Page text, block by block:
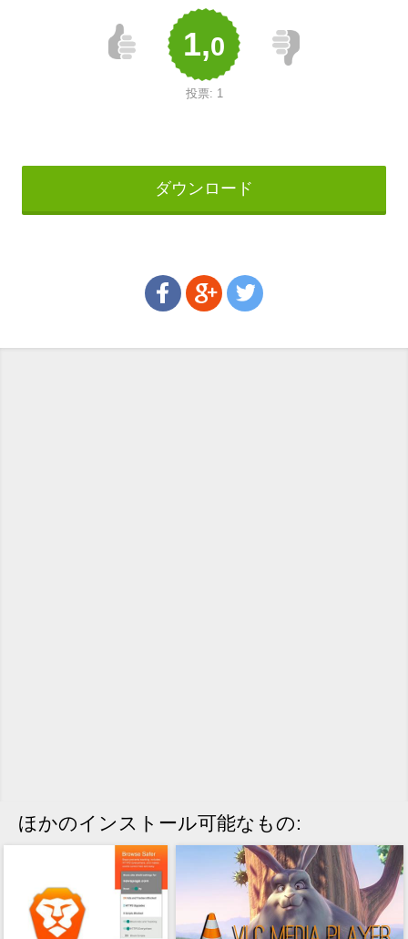
1,0
投票: 1
ダウンロード
ほかのインストール可能なもの: